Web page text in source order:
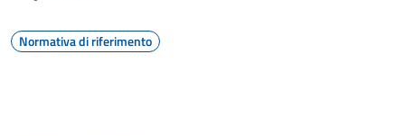
Normativa di riferimento